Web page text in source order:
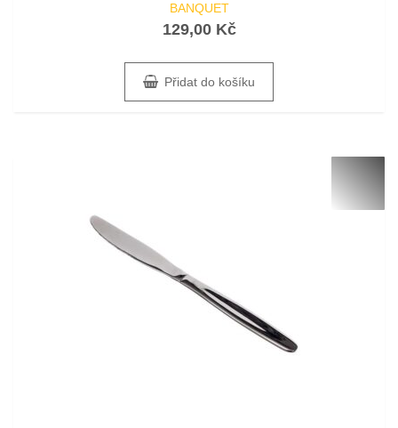
0
5
BANQUET
129,00 Kč
Přidat do košíku